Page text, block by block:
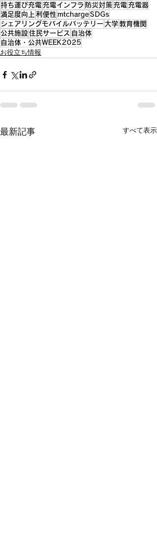
持ち運び充電 充電インフラ 防災対策 充電 充電器
満足度向上 利便性 mtchargeSDGs
シェアリングモバイルバッテリー 大学 教育機関
公共施設住民サービス 自治体
自治体・公共WEEK2025
お役立ち情報
最新記事 すべて表示